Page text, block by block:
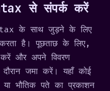
से संपर्क करें
के साथ जुड़ने के लिए
करता है। पूछताछ के लिए,
करें और अपने विवरण
जमा करें। यहाँ कोई
भौतिक पते का प्रकाशन